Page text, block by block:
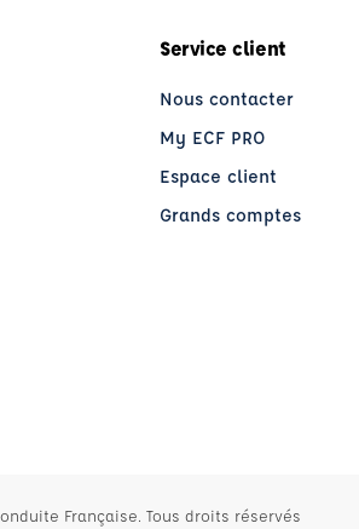
Service client
Nous contacter
My ECF PRO
Espace client
Grands comptes
Française. Tous droits réservés